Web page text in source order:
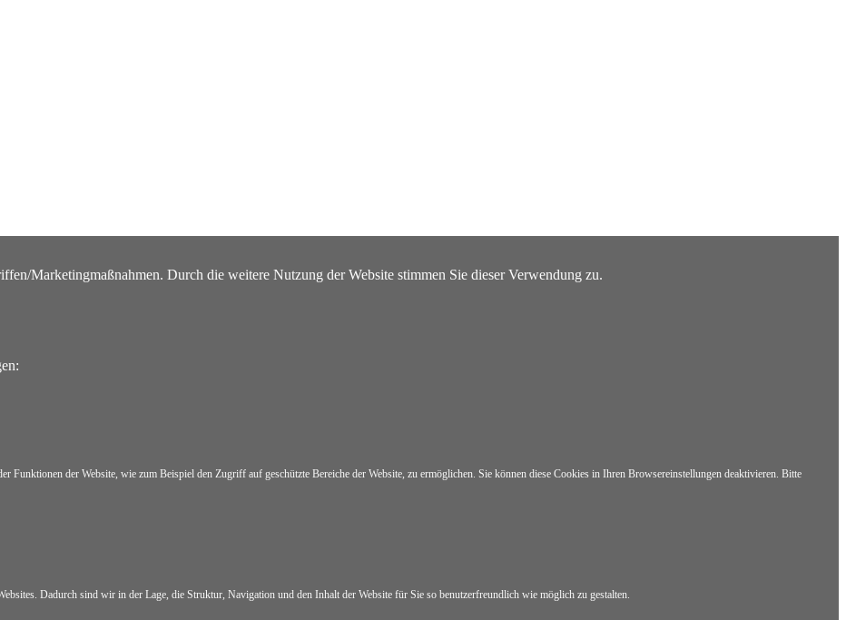
Marketingmaßnahmen. Durch die weitere Nutzung der Website stimmen Sie dieser Verwendung zu.
Funktionen der Website, wie zum Beispiel den Zugriff auf geschützte Bereiche der Website, zu ermöglichen. Sie können diese Cookies in Ihren Browsereinstellungen deaktivieren. Bitte
Dadurch sind wir in der Lage, die Struktur, Navigation und den Inhalt der Website für Sie so benutzerfreundlich wie möglich zu gestalten.